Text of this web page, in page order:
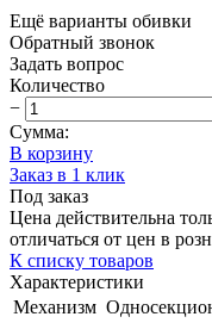
Ещё варианты обивки
Обратный звонок
Задать вопрос
Количество
−
Сумма:
В корзину
Заказ в 1 клик
Под заказ
Цена действительна
отличаться от цен в
К списку товаров
Характеристики
Механизм